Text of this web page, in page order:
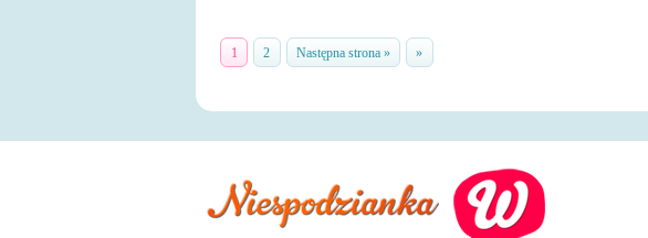
1 2 Następna strona » »